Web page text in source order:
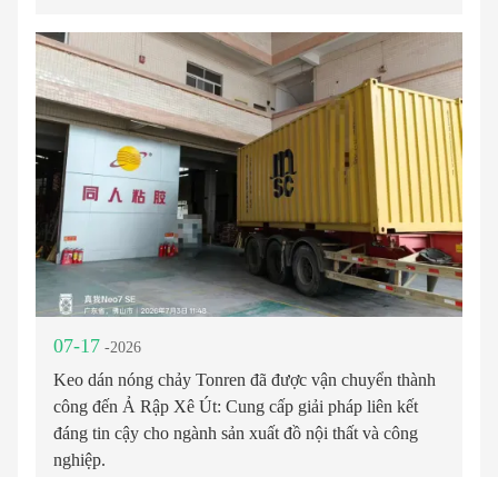
cán màng PVC và chế biến gỗ.
07-17 -2026
Keo dán nóng chảy Tonren đã được vận chuyển thành
công đến Ả Rập Xê Út: Cung cấp giải pháp liên kết
đáng tin cậy cho ngành sản xuất đồ nội thất và công
nghiệp.